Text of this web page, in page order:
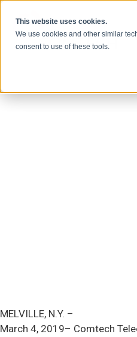
This website uses cookies.
We use cookies and other similar
consent to use of these tools.
MELVILLE, N.Y. –
March 4, 2019– Comtech